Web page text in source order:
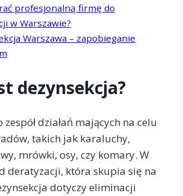
profesjonalną firmę do
w Warszawie?
Warszawa – zapobieganie
dezynsekcja?
zespół działań mających na celu
takich jak karaluchy,
mrówki, osy, czy komary. W
deratyzacji, która skupia się na
dotyczy eliminacji